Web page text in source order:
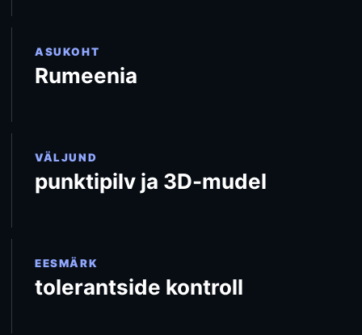
ASUKOHT
Rumeenia
VÄLJUND
punktipilv ja 3D-mudel
EESMÄRK
tolerantside kontroll